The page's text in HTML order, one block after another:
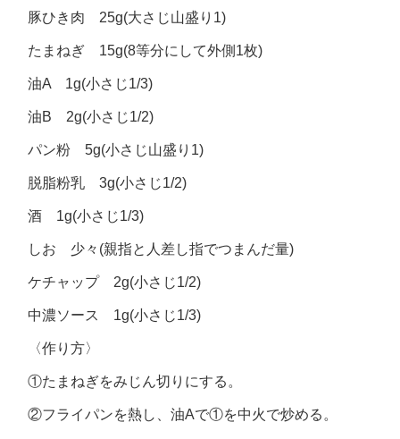
豚ひき肉 25g(大さじ山盛り1)
たまねぎ 15g(8等分にして外側1枚)
油A 1g(小さじ1/3)
油B 2g(小さじ1/2)
パン粉 5g(小さじ山盛り1)
脱脂粉乳 3g(小さじ1/2)
酒 1g(小さじ1/3)
しお 少々(親指と人差し指でつまんだ量)
ケチャップ 2g(小さじ1/2)
中濃ソース 1g(小さじ1/3)
〈作り方〉
①たまねぎをみじん切りにする。
②フライパンを熱し、油Aで①を中火で炒める。